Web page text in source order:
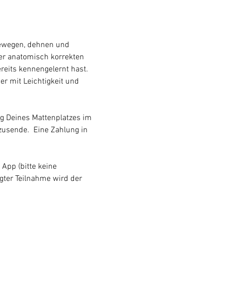
dehnen und
anatomisch korrekten
kennengelernt hast.
mit Leichtigkeit und
Deines Mattenplatzes im
Eine Zahlung in
(bitte keine
Teilnahme wird der